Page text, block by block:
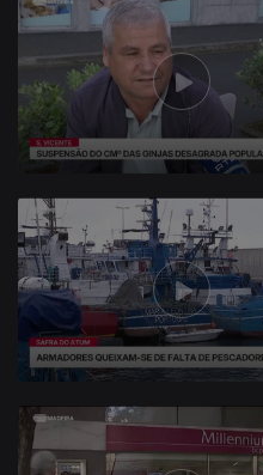
909165